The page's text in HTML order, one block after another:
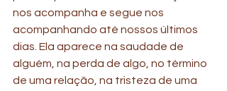
nos acompanha e segue nos
acompanhando até nossos últimos
dias. Ela aparece na saudade de
alguém, na perda de algo, no término
de uma relação, na tristeza de uma